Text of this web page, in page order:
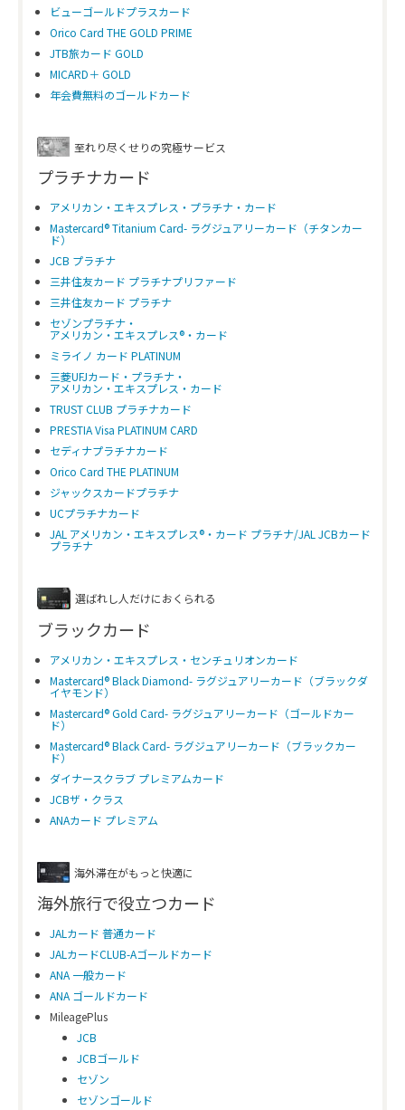
ビューゴールドプラスカード
Orico Card THE GOLD PRIME
JTB旅カード GOLD
MICARD＋ GOLD
年会費無料のゴールドカード
至れり尽くせりの究極サービス
プラチナカード
アメリカン・エキスプレス・プラチナ・カード
Mastercard® Titanium Card- ラグジュアリーカード（チタンカー
ド）
JCB プラチナ
三井住友カード プラチナプリファード
三井住友カード プラチナ
セゾンプラチナ・
アメリカン・エキスプレス®・カード
ミライノ カード PLATINUM
三菱UFJカード・プラチナ・
アメリカン・エキスプレス・カード
TRUST CLUB プラチナカード
PRESTIA Visa PLATINUM CARD
セディナプラチナカード
Orico Card THE PLATINUM
ジャックスカードプラチナ
UCプラチナカード
JAL アメリカン・エキスプレス®・カード プラチナ/JAL JCBカード
プラチナ
選ばれし人だけにおくられる
ブラックカード
アメリカン・エキスプレス・センチュリオンカード
Mastercard® Black Diamond- ラグジュアリーカード（ブラックダ
イヤモンド）
Mastercard® Gold Card- ラグジュアリーカード（ゴールドカー
ド）
Mastercard® Black Card- ラグジュアリーカード（ブラックカー
ド）
ダイナースクラブ プレミアムカード
JCBザ・クラス
ANAカード プレミアム
海外滞在がもっと快適に
海外旅行で役立つカード
JALカード 普通カード
JALカードCLUB-Aゴールドカード
ANA 一般カード
ANA ゴールドカード
MileagePlus
JCB
JCBゴールド
セゾン
セゾンゴールド